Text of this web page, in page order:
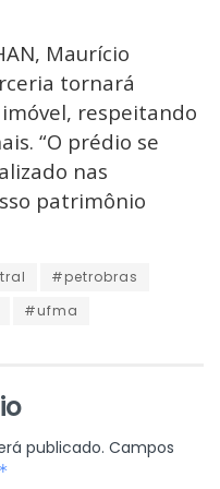
Maurício
tornará
respeitando
“O prédio se
nas
patrimônio
#petrobras
#ufma
publicado. Campos
*